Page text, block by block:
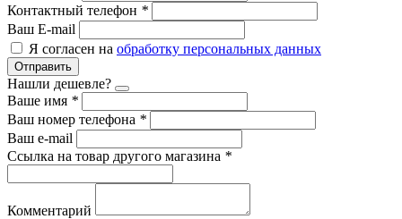
Контактный телефон *
Ваш E-mail
Я согласен на обработку персональных данных
Отправить
Нашли дешевле?
Ваше имя *
Ваш номер телефона *
Ваш e-mail
Ссылка на товар другого магазина *
Комментарий